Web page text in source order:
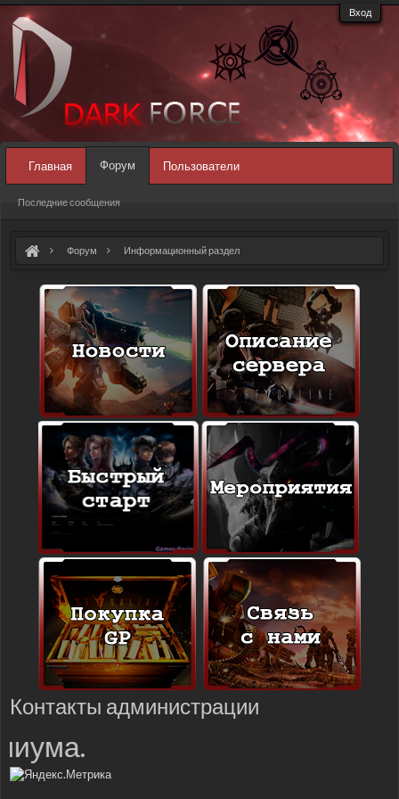
Вход
Форум Информационный раздел
Контакты администрации
Главная Форум
Последние сообщения
Пользователи